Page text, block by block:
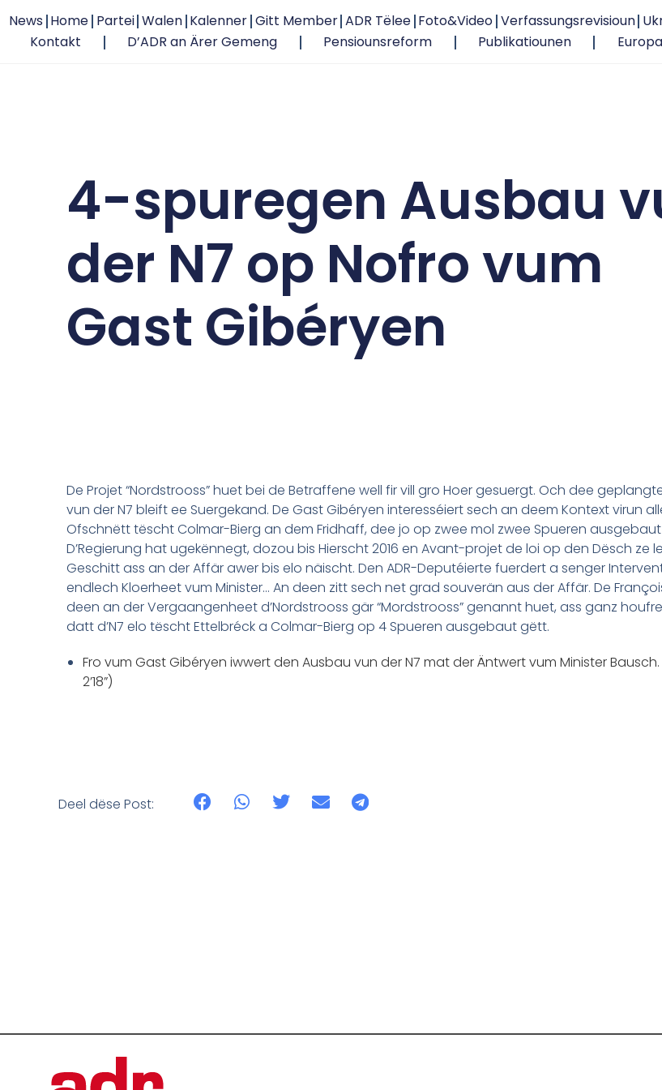
News Home Partei Walen Kalenner Gitt Member ADR Tëlee Foto&Video Verfassungsrevisioun
Kontakt
D’ADR an Ärer Gemeng Pensiounsreform Publikatiounen
4-spuregen Ausbau
der N7 op Nofro vum
Gast Gibéryen
De Projet “Nordstrooss” huet bei de Betraffene well fir vill gro Hoer gesuergt. Och dee
vun der N7 bleift ee Suergekand. De Gast Gibéryen interesséiert sech an deem Kontext virun
Ofschnëtt tëscht Colmar-Bierg an dem Fridhaff, dee jo op zwee mol zwee Spueren ausgebaut
D’Regierung hat ugekënnegt, dozou bis Hierscht 2016 en Avant-projet de loi op den Dësch ze
Geschitt ass an der Affär awer bis elo näischt. Den ADR-Deputéierte fuerdert a senger
endlech Kloerheet vum Minister… An deen zitt sech net grad souverän aus der Affär. De
deen an der Vergaangenheet d’Nordstrooss gär “Mordstrooss” genannt huet, ass ganz
datt d’N7 elo tëscht Ettelbréck a Colmar-Bierg op 4 Spueren ausgebaut gëtt.
Fro vum Gast Gibéryen iwwert den Ausbau vun der N7 mat der Äntwert vum Minister
2’18”)
Deel dëse Post: